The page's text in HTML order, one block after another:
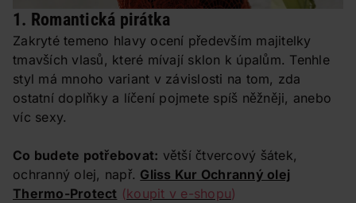
1. Romantická pirátka
Zakryté temeno hlavy ocení především majitelky
tmavších vlasů, které mívají sklon k úpalům. Tenhle
styl má mnoho variant v závislosti na tom, zda
ostatní doplňky a líčení pojmete spíš něžněji, anebo
víc sexy.
Co budete potřebovat: větší čtvercový šátek,
ochranný olej, např. Gliss Kur Ochranný olej
Thermo-Protect (koupit v e-shopu)